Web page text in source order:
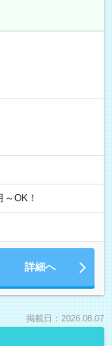
OK！
詳細へ
掲載日：2026.08.07